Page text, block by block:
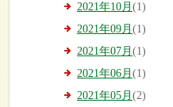
2021年10月 (1)
2021年09月 (1)
2021年07月 (1)
2021年06月 (1)
2021年05月 (2)